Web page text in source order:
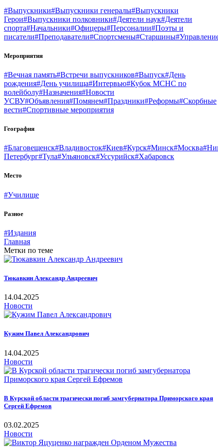
#Выпускники#Выпускники генералы#Выпускники
Герои#Выпускники полковники#Деятели наук#Деятели
спорта#Начальники#Офицеры#Персоналии#Поэты и
писатели#Преподаватели#Спортсмены#Старшины
Мероприятия
#Вечная память#Встречи выпускников#Выпуск#День
рождения#День училища#Интервью#Кубок МСНС по
волейболу#Назначения#Новости
УСВУ#Объявления#Помянем#Праздники#Реформы#Скорбные
вести#Спортивные мероприятия
География
#Благовещенск#Владивосток#Киев#Курск#Минск#Москва
Петербург#Тула#Ульяновск#Уссурийск#Хабаровск
Место
#Училище
Разное
#Издания
Главная
Метки по теме
Тюкавкин Александр Андреевич
14.04.2025
Новости
Кужим Павел Александрович
14.04.2025
Новости
В Курской области трагически погиб замгубернатора Приморского края
Сергей Ефремов
03.02.2025
Новости